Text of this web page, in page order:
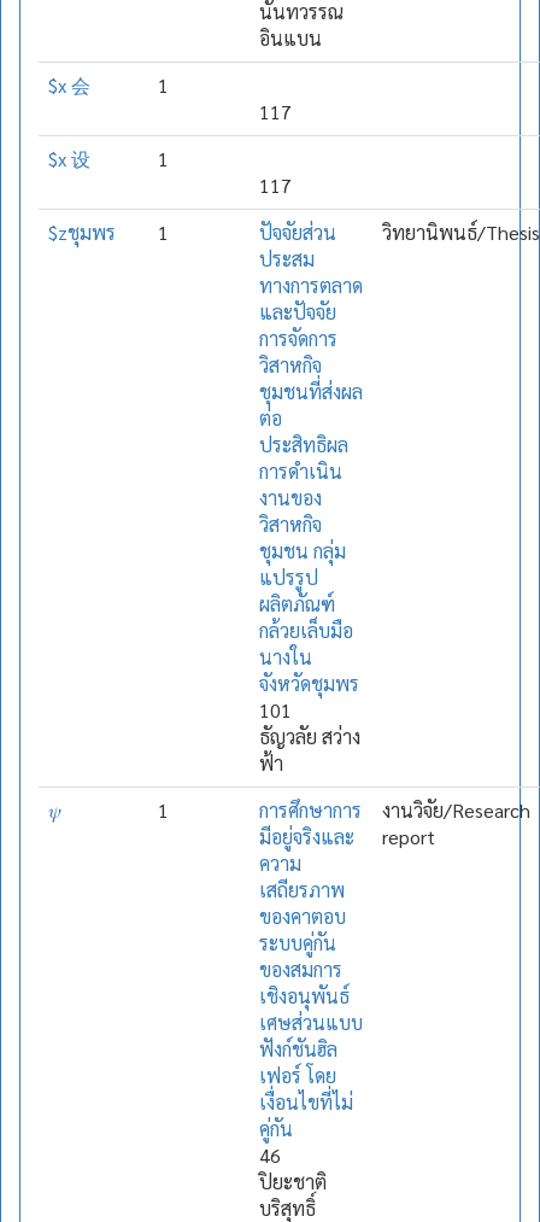
นันทวรรณ
อินแบน
$x 会
1
117
$x 设
1
117
$zชุมพร
1
ปัจจัยส่วน
ประสม
ทางการตลาด
และปัจจัย
การจัดการ
วิสาหกิจ
ชุมชนที่ส่งผล
ต่อ
ประสิทธิผล
การดำเนิน
งานของ
วิสาหกิจ
ชุมชน กลุ่ม
แปรรูป
ผลิตภัณฑ์
กล้วยเล็บมือ
นางใน
จังหวัดชุมพร
101
ธัญวลัย สว่าง
ฟ้า
วิทยานิพนธ์/Thesis
𝜓 1
การศึกษาการ
มีอยู่จริงและ
ความ
เสถียรภาพ
ของคาตอบ
ระบบคู่กัน
ของสมการ
เชิงอนุพันธ์
เศษส่วนแบบ
ฟังก์ชันฮิล
เฟอร์ โดย
เงื่อนไขที่ไม่
คู่กัน
46
ปิยะชาติ
บริสุทธิ์
งานวิจัย/Research
report